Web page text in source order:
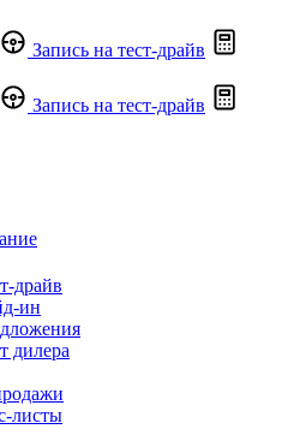
Запись на тест-драйв
Запись на тест-драйв
драйв
ин
дилера
листы